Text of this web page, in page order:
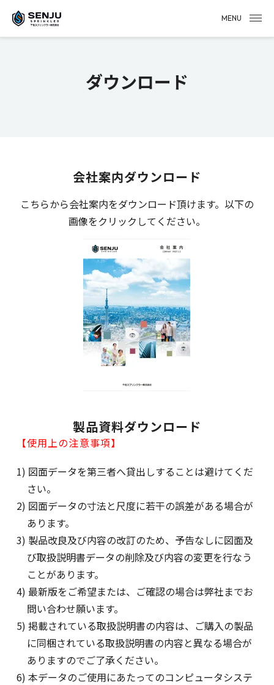
MENU
ダウンロード
会社案内ダウンロード
こちらから会社案内をダウンロード頂けます。以下の
画像をクリックしてください。
製品資料ダウンロード
【使用上の注意事項】
1) 図面データを第三者へ貸出しすることは避けてくだ
さい。
2) 図面データの寸法と尺度に若干の誤差がある場合が
あります。
3) 製品改良及び内容の改訂のため、予告なしに図面及
び取扱説明書データの削除及び内容の変更を行なう
ことがあります。
4) 最新版をご希望または、ご確認の場合は弊社までお
問い合わせ願います。
5) 掲載されている取扱説明書の内容は、ご購入の製品
に同梱されている取扱説明書の内容と異なる場合が
ありますのでご了承ください。
6) 本データのご使用にあたってのコンピュータシステ